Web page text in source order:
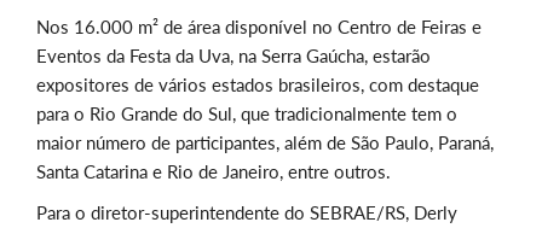
Nos 16.000 m² de área disponível no Centro de Feiras e
Eventos da Festa da Uva, na Serra Gaúcha, estarão
expositores de vários estados brasileiros, com destaque
para o Rio Grande do Sul, que tradicionalmente tem o
maior número de participantes, além de São Paulo, Paraná,
Santa Catarina e Rio de Janeiro, entre outros.
Para o diretor-superintendente do SEBRAE/RS, Derly